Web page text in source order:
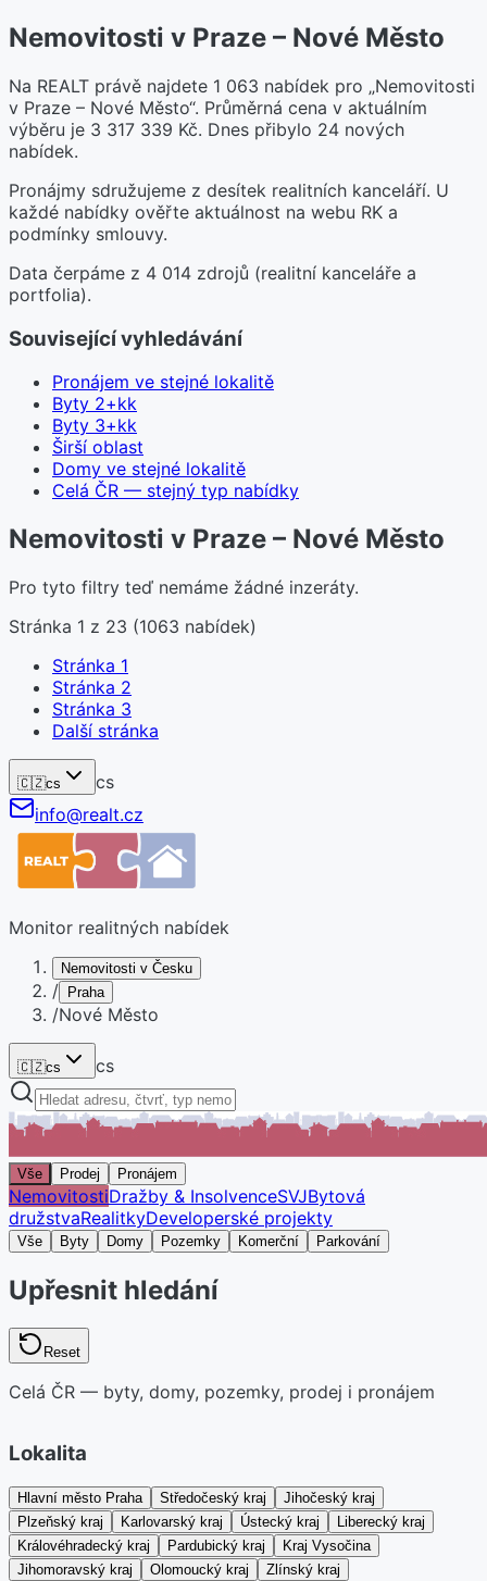
Nemovitosti v Praze – Nové Město
Na REALT právě najdete 1 063 nabídek pro „Nemovitosti
v Praze – Nové Město“. Průměrná cena v aktuálním
výběru je 3 317 339 Kč. Dnes přibylo 24 nových
nabídek.
Pronájmy sdružujeme z desítek realitních kanceláří. U
každé nabídky ověřte aktuálnost na webu RK a
podmínky smlouvy.
Data čerpáme z 4 014 zdrojů (realitní kanceláře a
portfolia).
Související vyhledávání
Pronájem ve stejné lokalitě
Byty 2+kk
Byty 3+kk
Širší oblast
Domy ve stejné lokalitě
Celá ČR — stejný typ nabídky
Nemovitosti v Praze – Nové Město
Pro tyto filtry teď nemáme žádné inzeráty.
Stránka 1 z 23 (1063 nabídek)
Stránka 1
Stránka 2
Stránka 3
Další stránka
🇨🇿cs
cs
info@realt.cz
Monitor realitných nabídek
Nemovitosti v Česku
/ Praha
/Nové Město
🇨🇿cs cs
Vše Prodej Pronájem
NemovitostiDražby & InsolvenceSVJBytová
družstvaRealitkyDeveloperské projekty
Vše Byty Domy Pozemky Komerční Parkování
Upřesnit hledání
Reset
Celá ČR — byty, domy, pozemky, prodej i pronájem
Lokalita
Hlavní město Praha Středočeský kraj
Jihočeský kraj
Plzeňský kraj
Karlovarský kraj Ústecký kraj
Liberecký kraj
Královéhradecký kraj
Pardubický kraj
Kraj Vysočina
Jihomoravský kraj
Olomoucký kraj
Zlínský kraj